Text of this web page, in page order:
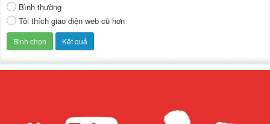
Bình thường
Tôi thích giao diện web cũ hơn